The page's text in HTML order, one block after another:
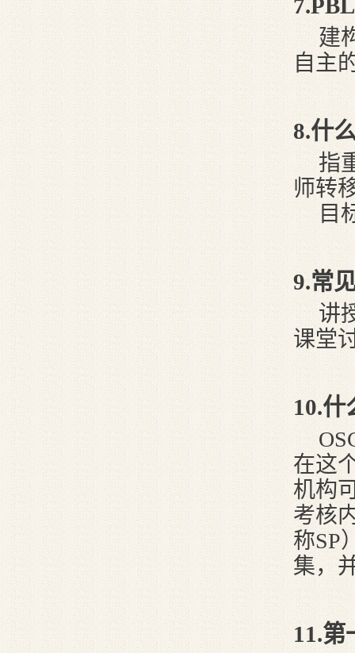
7
建
自主
8.什
指
师转
目
9.常
讲
课堂
10.什
在这
机构
考核
称SP
集，
11.第